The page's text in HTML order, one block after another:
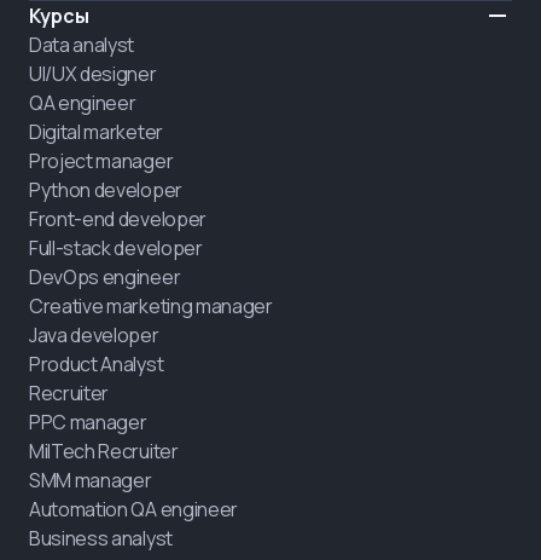
Курсы
Data analyst
UI/UX designer
QA engineer
Digital marketer
Project manager
Python developer
Front-end developer
Full-stack developer
DevOps engineer
Creative marketing manager
Java developer
Product Analyst
Recruiter
PPC manager
MilTech Recruiter
SMM manager
Automation QA engineer
Business analyst